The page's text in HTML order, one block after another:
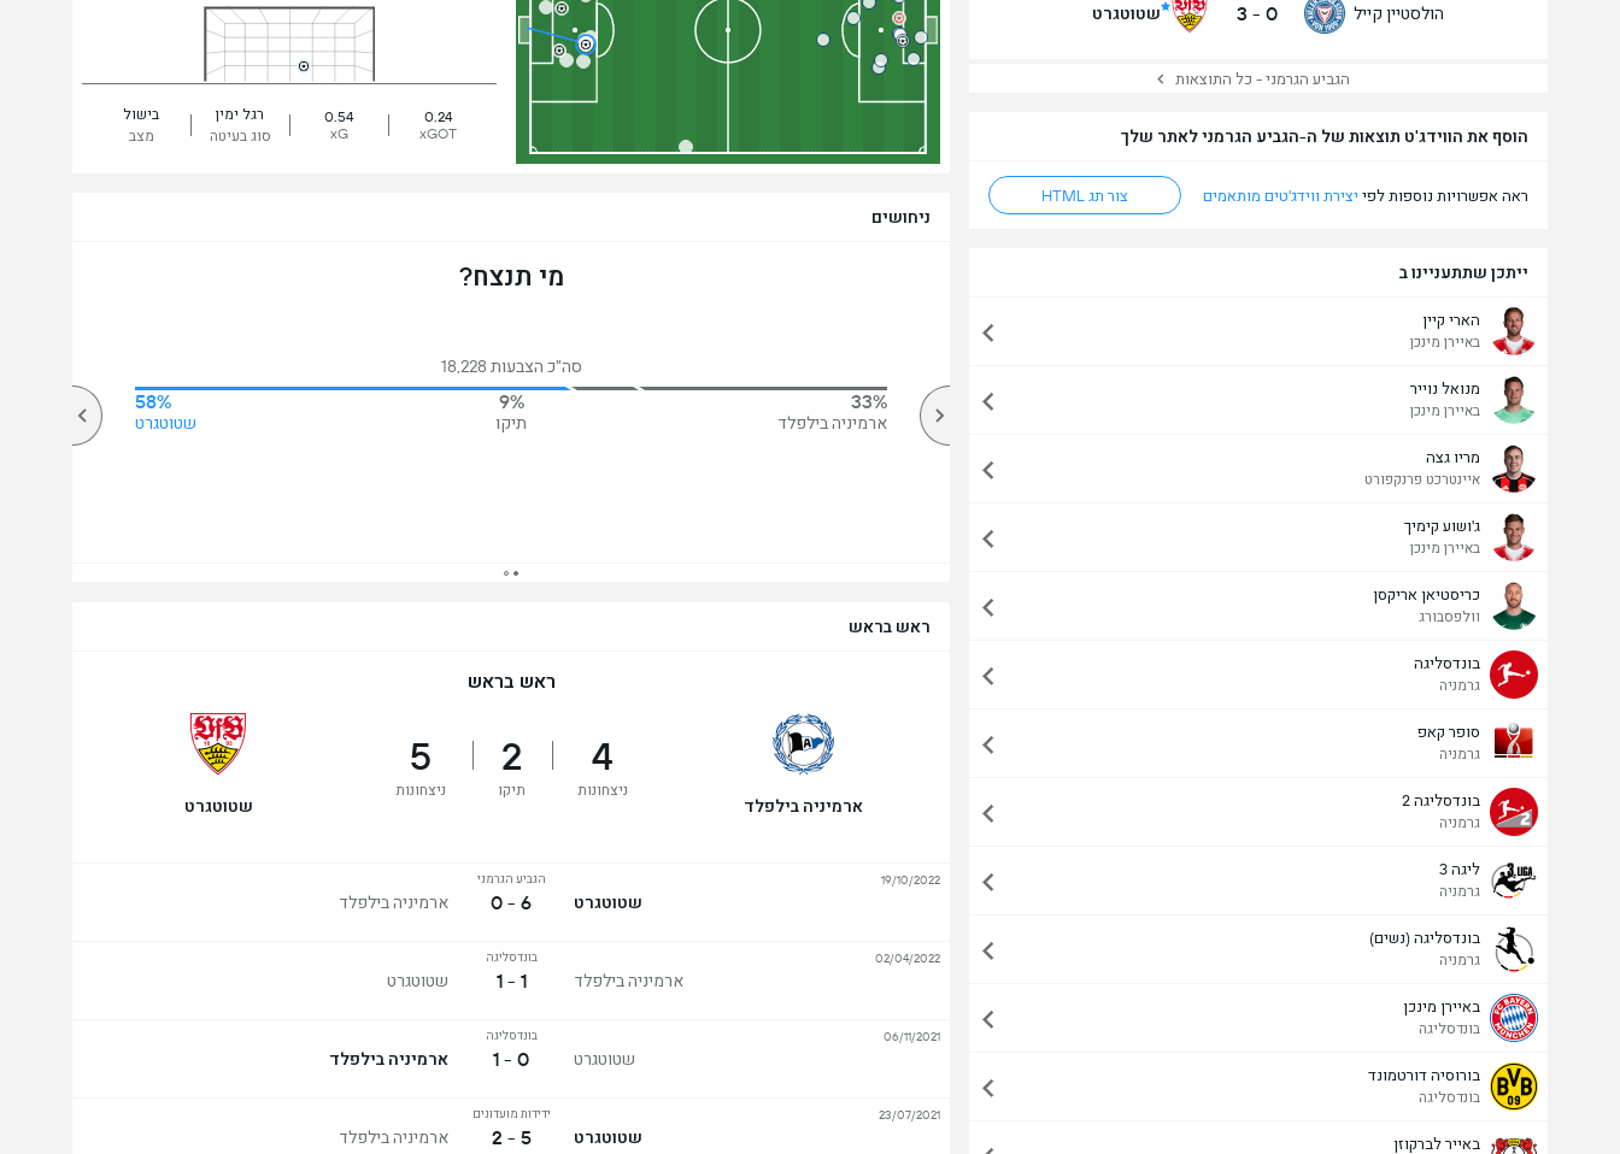
הולסטיין קייל 0
-
3 שטוטגרט
הגביע הגרמני - כל התוצאות
הוסף את הווידג'ט תוצאות של ה-הגביע הגרמני לאתר שלך
ראה אפשרויות נוספות לפי יצירת ווידג'טים מותאמים צור תג HTML
ייתכן שתתעניינו ב
הארי קיין
באיירן מינכן
מנואל נוייר
באיירן מינכן
מריו גצה
איינטרכט פרנקפורט
ג'ושוע קימיך
באיירן מינכן
כריסטיאן אריקסן
וולפסבורג
בונדסליגה
גרמניה
סופר קאפ
גרמניה
בונדסליגה 2
גרמניה
ליגה 3
גרמניה
בונדסליגה (נשים)
גרמניה
באיירן מינכן
בונדסליגה
בורוסיה דורטמונד
בונדסליגה
באייר לברקוזן
בישול
מצב
רגל ימין
סוג בעיטה
0.54
xG
0.24
xGOT
ניחושים
מי תנצח?
סה"כ הצבעות 18,228
33%
ארמיניה בילפלד
9%
תיקו
58%
שטוטגרט
מעל/מתחת שערים - 90 דק' (2.5)
ראש בראש
ראש בראש
ארמיניה בילפלד
4
ניצחונות
2
תיקו
5
ניצחונות
שטוטגרט
שטוטגרט
הגביע הגרמני
6 - 0 ארמיניה בילפלד
19/10/2022
ארמיניה בילפלד
בונדסליגה
1 - 1 שטוטגרט
02/04/2022
שטוטגרט
בונדסליגה
0 - 1 ארמיניה בילפלד
06/11/2021
שטוטגרט
ידידות מועדונים
5 - 2 ארמיניה בילפלד
23/07/2021